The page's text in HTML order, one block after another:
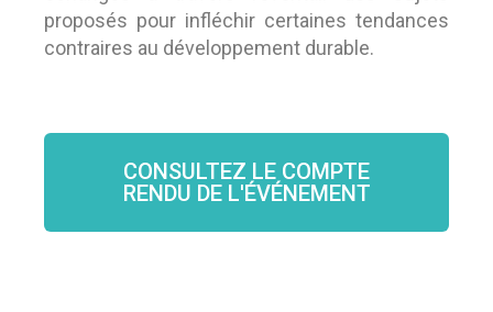
proposés pour infléchir certaines tendances
contraires au développement durable.
CONSULTEZ LE COMPTE
RENDU DE L'ÉVÉNEMENT